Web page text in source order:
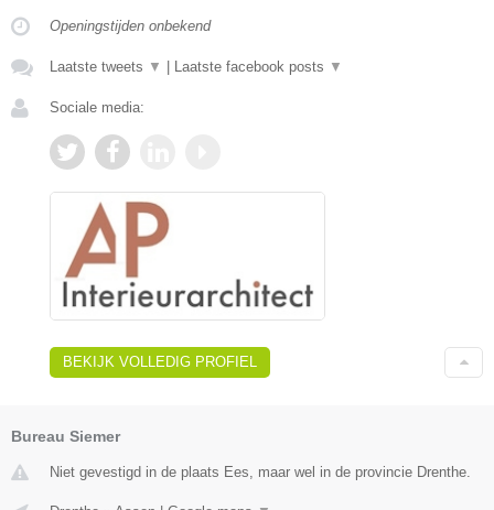
Openingstijden onbekend
Laatste tweets ▼ Laatste facebook posts ▼
Sociale media:
BEKIJK VOLLEDIG PROFIEL
Bureau Siemer
Niet gevestigd in de plaats Ees, maar wel in de provincie Drenthe.